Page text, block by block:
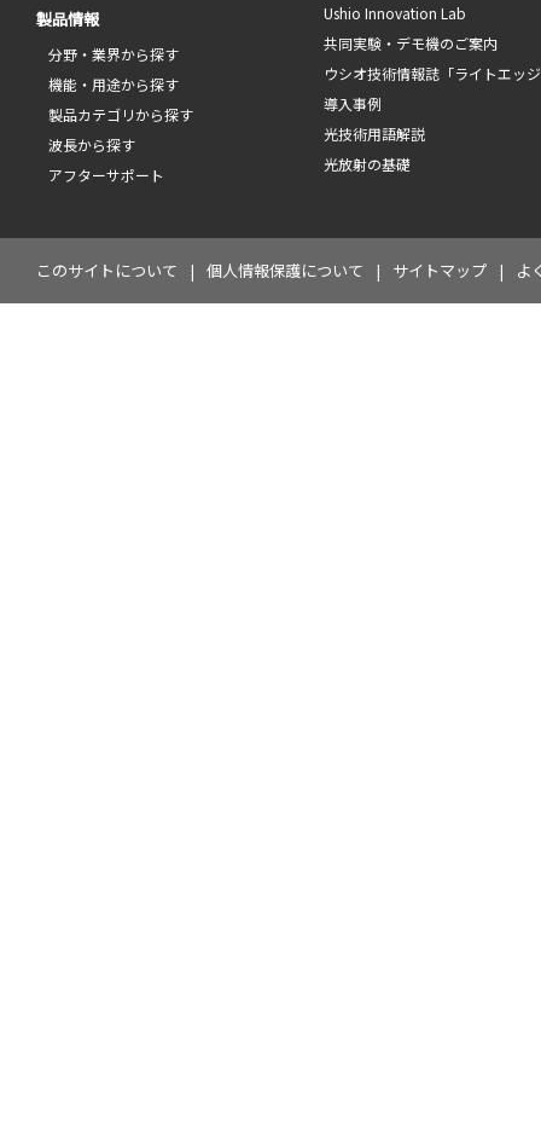
製品情報
分野・業界から探す
機能・用途から探す
製品カテゴリから探す
波長から探す
アフターサポート
Ushio Innovation Lab
共同実験・デモ機のご案内
ウシオ技術情報誌「ライトエッ
導入事例
光技術用語解説
光放射の基礎
このサイトについて 個人情報保護について サイトマップ よ